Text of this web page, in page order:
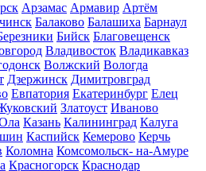
Арзамас Армавир Артём
Балаково Балашиха Барнаул
Бийск Благовещенск
Владивосток Владикавказ
Волжский Вологда
Дзержинск Димитровград
Евпатория Екатеринбург Елец
Златоуст Иваново
Казань Калининград Калуга
Каспийск Кемерово Керчь
Коломна Комсомольск- на-Амуре
Красногорск Краснодар